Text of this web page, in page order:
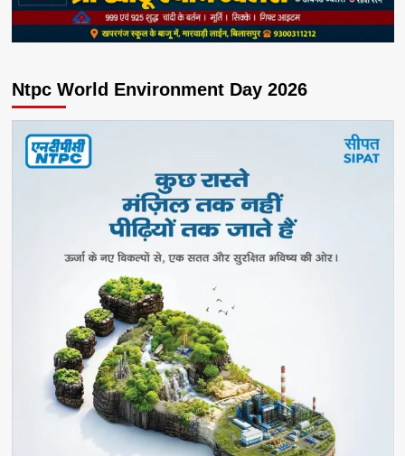
Ntpc World Environment Day 2026